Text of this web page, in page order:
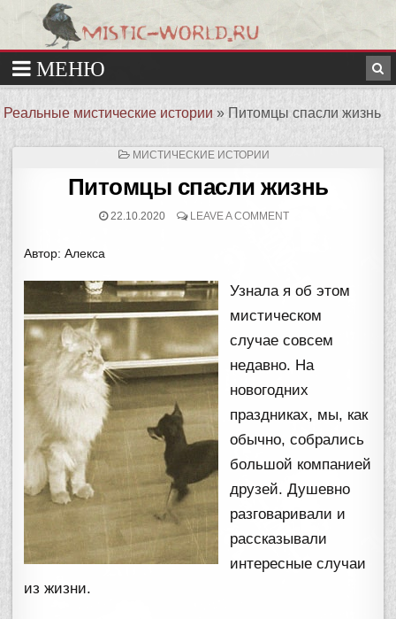
Реальные мистические истории » Питомцы спасли жизнь
ОПУБЛИКОВАНО
МИСТИЧЕСКИЕ ИСТОРИИ
Питомцы спасли жизнь
22.10.2020 LEAVE A COMMENT
Автор: Алекса
Узнала я об этом
мистическом
случае совсем
недавно. На
новогодних
праздниках, мы, как
обычно, собрались
большой компанией
друзей. Душевно
разговаривали и
рассказывали
интересные случаи
из жизни.